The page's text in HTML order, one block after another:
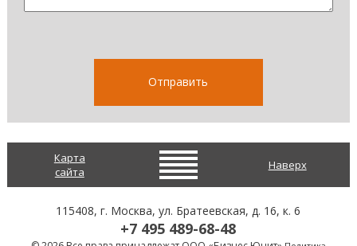
Карта
сайта
Наверх
115408, г. Москва,ул. Братеевская, д. 16, к. 6
+7 495 489-68-48